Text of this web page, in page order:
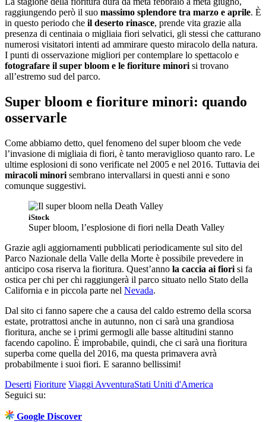
raggiungendo però il suo massimo splendore tra marzo e aprile. È
in questo periodo che il deserto rinasce, prende vita grazie alla
presenza di centinaia o migliaia fiori selvatici, gli stessi che catturano
numerosi visitatori intenti ad ammirare questo miracolo della natura.
I punti di osservazione migliori per contemplare lo spettacolo e
fotografare il super bloom e le fioriture minori si trovano
all’estremo sud del parco.
Super bloom e fioriture minori: quando
osservarle
Come abbiamo detto, quel fenomeno del super bloom che vede
l’invasione di migliaia di fiori, è tanto meraviglioso quanto raro. Le
ultime esplosioni di sono verificate nel 2005 e nel 2016. Tuttavia dei
miracoli minori sembrano intervallarsi in questi anni e sono
comunque suggestivi.
iStock
Super bloom, l’esplosione di fiori nella Death Valley
Grazie agli aggiornamenti pubblicati periodicamente sul sito del
Parco Nazionale della Valle della Morte è possibile prevedere in
anticipo cosa riserva la fioritura. Quest’anno la caccia ai fiori si fa
ostica per chi per chi raggiungerà il parco situato nello Stato della
California e in piccola parte nel Nevada.
Dal sito ci fanno sapere che a causa del caldo estremo della scorsa
estate, protrattosi anche in autunno, non ci sarà una grandiosa
fioritura, anche se i primi germogli alle basse altitudini stanno
facendo capolino. È improbabile, quindi, che ci sarà una fioritura
superba come quella del 2016, ma questa primavera avrà
probabilmente i suoi fiori. E saranno bellissimi!
Deserti Fioriture Viaggi AvventuraStati Uniti d'America
Seguici su:
Google Discover